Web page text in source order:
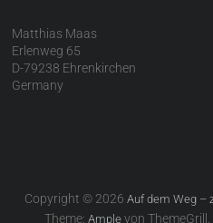
Matthias Maas
Erlenweg 65
D-79238 Ehrenkirchen
Germany
Copyright © 2026Auf dem Weg –
Theme: Amplevon